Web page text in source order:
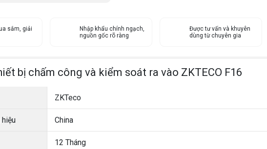
a
Z
E
sắm, giải
Nhập khẩu chính ngạch,
nguồn gốc rõ ràng
Được tư vấn và khuyên
dùng từ chuyên gia
bị chấm công và kiểm soát ra vào ZKTECO F16
ZKTeco
China
12 Tháng